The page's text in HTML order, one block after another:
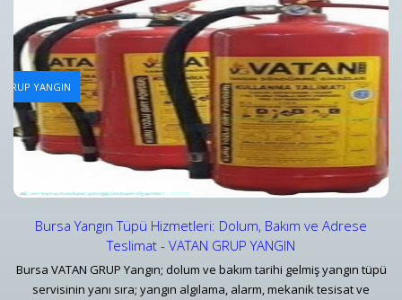
YANGIN
Bursa Yangın Tüpü Hizmetleri: Dolum, Bakım ve Adrese
Teslimat - VATAN GRUP YANGIN
Bursa VATAN GRUP Yangın; dolum ve bakım tarihi gelmiş yangın tüpü
servisinin yanı sıra; yangın algılama, alarm, mekanik tesisat ve
Yangın Tüpü Dolum Hizmeti
Bursa Yangın Tüpü Dolum Hizmeti ve Fiyatları - Vatan
Detaylar